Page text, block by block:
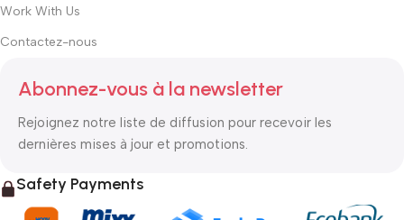
Work With Us
Contactez-nous
Abonnez-vous à la newsletter
Rejoignez notre liste de diffusion pour recevoir les
dernières mises à jour et promotions.
Safety Payments